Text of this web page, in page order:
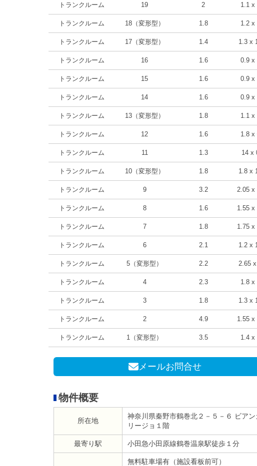
トランクルーム 19 2 1.1 x
トランクルーム 18（変形型） 1.8 1.2 x
トランクルーム 17（変形型） 1.4 1.3 x
トランクルーム 16 1.6 0.9 x
トランクルーム 15 1.6 0.9 x
トランクルーム 14 1.6 0.9 x
トランクルーム 13（変形型） 1.8 1.1 x
トランクルーム 12 1.6 1.8 x
トランクルーム 11 1.3 14 x
トランクルーム 10（変形型） 1.8 1.8 x
トランクルーム 9 3.2 2.05 x
トランクルーム 8 1.6 1.55 x
トランクルーム 7 1.8 1.75 x
トランクルーム 6 2.1 1.2 x
トランクルーム 5（変形型） 2.2 2.65
トランクルーム 4 2.3 1.8 x
トランクルーム 3 1.8 1.3 x
トランクルーム 2 4.9 1.55 x
トランクルーム 1（変形型） 3.5 1.4 x
メールお問合せ
物件概要
所在地
神奈川県秦野市鶴巻北２－５－６ ビアン
リージョ１階
最寄り駅 小田急小田原線鶴巻温泉駅徒歩１分
無料駐車場有（施設看板前可）